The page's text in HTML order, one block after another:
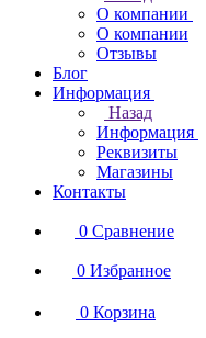
О компании
О компании
Отзывы
Блог
Информация
Назад
Информация
Реквизиты
Магазины
Контакты
0 Сравнение
0 Избранное
0 Корзина